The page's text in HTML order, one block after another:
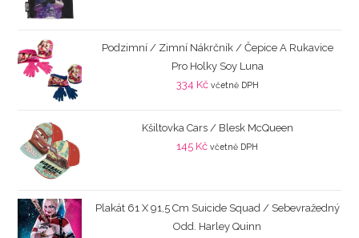
Podzimní / Zimní Nákrčník / Čepice A Rukavice
Pro Holky Soy Luna
334 Kč včetně DPH
Kšiltovka Cars / Blesk McQueen
145 Kč včetně DPH
Plakát 61 X 91,5 Cm Suicide Squad / Sebevražedný
Odd. Harley Quinn